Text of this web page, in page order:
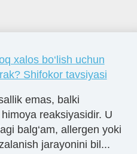
xalos bo‘lish uchun
Shifokor tavsiyasi
emas, balki
reaksiyasidir. U
balg‘am, allergen yoki
jarayonini bil...